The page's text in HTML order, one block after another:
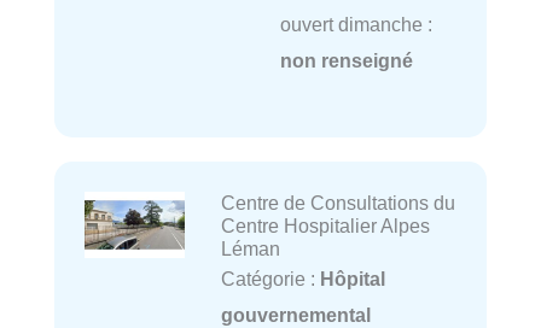
ouvert dimanche :
non renseigné
Centre de Consultations du
Centre Hospitalier Alpes
Léman
Catégorie : Hôpital
gouvernemental